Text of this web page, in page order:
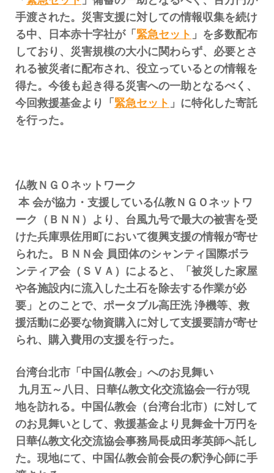
手渡された。災害支援に対しての情報収集を続け
る中、日本赤十字社が「 緊急セット 」を多数配布
しており、災害規模の大小に関わらず、必要とさ
れる被災者に配布され、役立っているとの情報を
得た。今後も起き得る災害への一助となるべく、
今回救援基金より「 緊急セット 」に特化した寄託
を行った。
仏教ＮＧＯネットワーク
本 会が協力・支援している仏教ＮＧＯネットワ
ーク（ＢＮＮ）より、台風九号で最大の被害を受
けた兵庫県佐用町において復興支援の情報が寄せ
られた。ＢＮＮ会 員団体のシャンティ国際ボラ
ンティア会（ＳＶＡ）によると、「被災した家屋
や各施設内に流入した土石を除去する作業が必
要」とのことで、ポータブル高圧洗 浄機等、救
援活動に必要な物資購入に対して支援要請が寄せ
られ、購入費用の支援を行った。
台湾台北市「中国仏教会」へのお見舞い
九月五～八日、日華仏教文化交流協会一行が現
地を訪れる。中国仏教会（台湾台北市）に対して
のお見舞いとして、救援基金より見舞金十万円を
日華仏教文化交流協会事務局長成田孝英師へ託し
た。現地にて、中国仏教会前会長の釈浄心師に手